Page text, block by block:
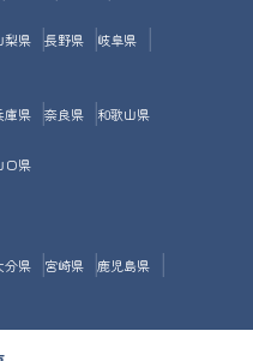
梨県 長野県
岐阜県
庫県 奈良県 和歌山県
口県
分県 宮崎県
鹿児島県